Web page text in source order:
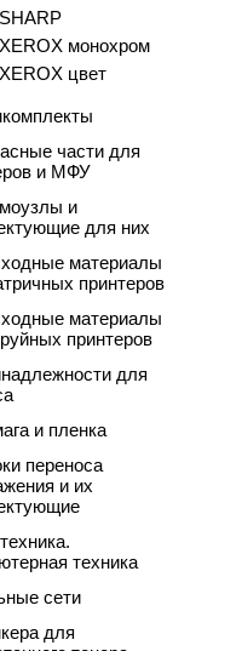
SHARP
XEROX монохром
XEROX цвет
части для
и МФУ
и
для них
материалы
принтеров
материалы
принтеров
для
и пленка
переноса
и их
техника
сети
для